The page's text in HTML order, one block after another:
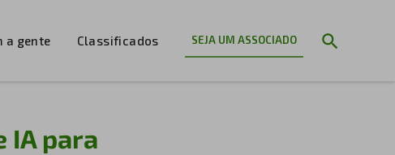
a gente Classificados SEJA UM ASSOCIADO
IA para